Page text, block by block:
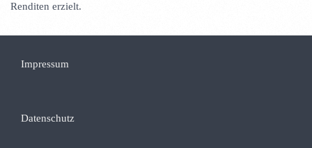
Renditen erzielt.
Impressum
Datenschutz